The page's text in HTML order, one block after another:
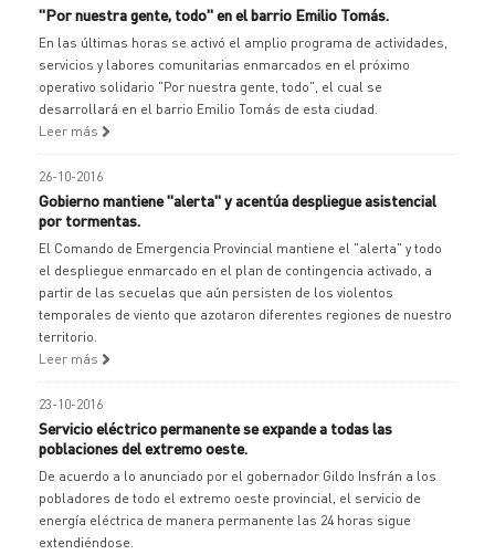
"Por nuestra gente, todo" en el barrio Emilio Tomás.
En las últimas horas se activó el amplio programa de actividades,
servicios y labores comunitarias enmarcados en el próximo
operativo solidario "Por nuestra gente, todo", el cual se
desarrollará en el barrio Emilio Tomás de esta ciudad.
Leer más
26-10-2016
Gobierno mantiene "alerta" y acentúa despliegue asistencial
por tormentas.
El Comando de Emergencia Provincial mantiene el "alerta" y todo
el despliegue enmarcado en el plan de contingencia activado, a
partir de las secuelas que aún persisten de los violentos
temporales de viento que azotaron diferentes regiones de nuestro
territorio.
Leer más
23-10-2016
Servicio eléctrico permanente se expande a todas las
poblaciones del extremo oeste.
De acuerdo a lo anunciado por el gobernador Gildo Insfrán a los
pobladores de todo el extremo oeste provincial, el servicio de
energía eléctrica de manera permanente las 24 horas sigue
extendiéndose.